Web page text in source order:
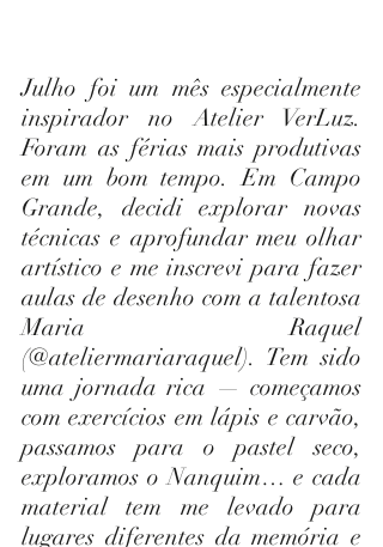
Julho foi um mês especialmente
inspirador no Atelier VerLuz.
Foram as férias mais produtivas
em um bom tempo. Em Campo
Grande, decidi explorar novas
técnicas e aprofundar meu olhar
artístico e me inscrevi para fazer
aulas de desenho com a talentosa
Maria Raquel
(@ateliermariaraquel). Tem sido
uma jornada rica — começamos
com exercícios em lápis e carvão,
passamos para o pastel seco,
exploramos o Nanquim… e cada
material tem me levado para
lugares diferentes da memória e